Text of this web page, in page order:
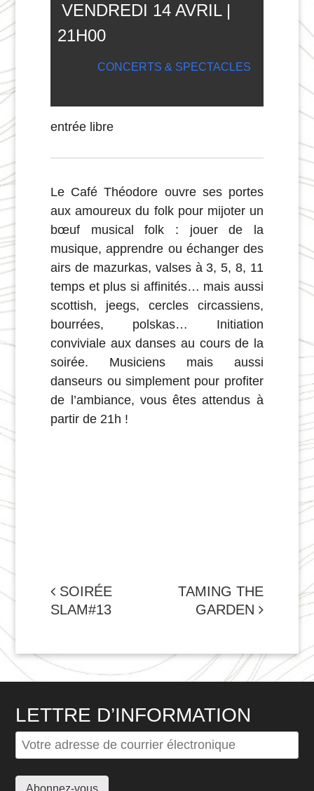
VENDREDI 14 AVRIL |
21H00
CONCERTS & SPECTACLES
entrée libre
Le Café Théodore ouvre ses portes
aux amoureux du folk pour mijoter un
bœuf musical folk : jouer de la
musique, apprendre ou échanger des
airs de mazurkas, valses à 3, 5, 8, 11
temps et plus si affinités… mais aussi
scottish, jeegs, cercles circassiens,
bourrées, polskas… Initiation
conviviale aux danses au cours de la
soirée. Musiciens mais aussi
danseurs ou simplement pour profiter
de l’ambiance, vous êtes attendus à
partir de 21h !
NAVIGATION
DE
SOIRÉE
SLAM#13
TAMING THE
GARDEN
LETTRE D’INFORMATION